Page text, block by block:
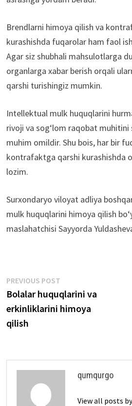
Brendlarni himoya qilish va
kurashishda fuqarolar ham faol
Agar siz shubhali mahsulotlarga
organlarga xabar berish orqali
qarshi turishingiz mumkin.
Intellektual mulk huquqlarini
rivoji va sog‘lom raqobat
muhim omildir. Shu bois, har bir
kontrafaktga qarshi kurashishda
lozim.
Surxondaryo viloyat adliya
mulk huquqlarini himoya qilish
maslahatchisi Sayyorda
Post
menyusi
PREVIOUS POSTPrevious
post:
Bolalar huquqlarini va
erkinliklarini himoya
qilish
qumqurgo
View all posts